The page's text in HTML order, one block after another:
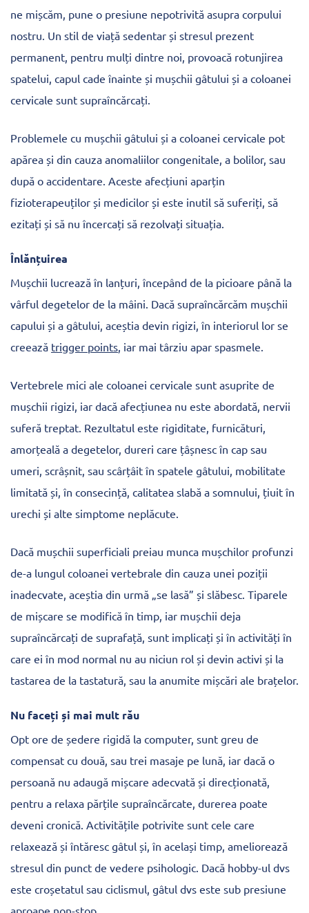
ne mișcăm, pune o presiune nepotrivită asupra corpului
nostru. Un stil de viață sedentar și stresul prezent
permanent, pentru mulți dintre noi, provoacă rotunjirea
spatelui, capul cade înainte și mușchii gâtului și a coloanei
cervicale sunt supraîncărcați.
Problemele cu mușchii gâtului și a coloanei cervicale pot
apărea și din cauza anomaliilor congenitale, a bolilor, sau
după o accidentare. Aceste afecțiuni aparțin
fizioterapeuților și medicilor și este inutil să suferiți, să
ezitați și să nu încercați să rezolvați situația.
Înlănțuirea
Mușchii lucrează în lanțuri, începând de la picioare până la
vârful degetelor de la mâini. Dacă supraîncărcăm mușchii
capului și a gâtului, aceștia devin rigizi, în interiorul lor se
creează trigger points , iar mai târziu apar spasmele.
Vertebrele mici ale coloanei cervicale sunt asuprite de
mușchii rigizi, iar dacă afecțiunea nu este abordată, nervii
suferă treptat. Rezultatul este rigiditate, furnicături,
amorțeală a degetelor, dureri care țâșnesc în cap sau
umeri, scrâșnit, sau scârțâit în spatele gâtului, mobilitate
limitată și, în consecință, calitatea slabă a somnului, țiuit în
urechi și alte simptome neplăcute.
Dacă mușchii superficiali preiau munca mușchilor profunzi
de-a lungul coloanei vertebrale din cauza unei poziții
inadecvate, aceștia din urmă „se lasă” și slăbesc. Tiparele
de mișcare se modifică în timp, iar mușchii deja
supraîncărcați de suprafață, sunt implicați și în activități în
care ei în mod normal nu au niciun rol și devin activi și la
tastarea de la tastatură, sau la anumite mișcări ale brațelor.
Nu faceți și mai mult rău
Opt ore de ședere rigidă la computer, sunt greu de
compensat cu două, sau trei masaje pe lună, iar dacă o
persoană nu adaugă mișcare adecvată și direcționată,
pentru a relaxa părțile supraîncărcate, durerea poate
deveni cronică. Activitățile potrivite sunt cele care
relaxează și întăresc gâtul și, în același timp, ameliorează
stresul din punct de vedere psihologic. Dacă hobby-ul dvs
este croșetatul sau ciclismul, gâtul dvs este sub presiune
aproape non-stop.